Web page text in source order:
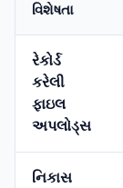
વિશેષતા
રેકોર્ડ
કરેલી
ફાઇલ
અપલોડ્સ
નિકાસ